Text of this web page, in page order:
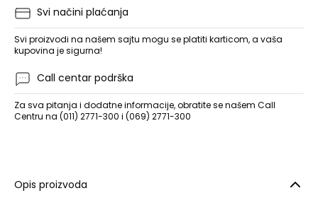
Svi načini plaćanja
Svi proizvodi na našem sajtu mogu se platiti karticom, a vaša
kupovina je sigurna!
Call centar podrška
Za sva pitanja i dodatne informacije, obratite se našem Call
Centru na (011) 2771-300 i (069) 2771-300
Opis proizvoda